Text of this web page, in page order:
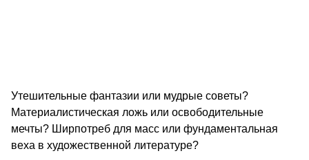
Утешительные фантазии или мудрые советы?
Материалистическая ложь или освободительные
мечты? Ширпотреб для масс или фундаментальная
веха в художественной литературе?